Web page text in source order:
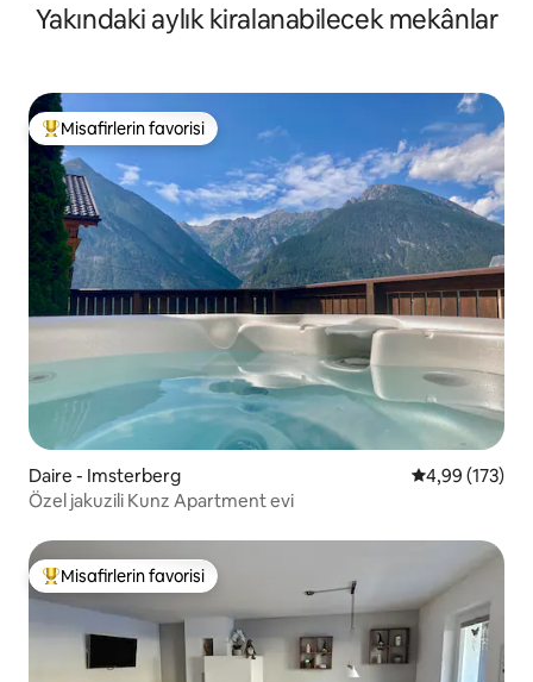
Yakındaki aylık kiralanabilecek mekânlar
Misafirlerin favorilerinden en beğenilenler arasında
Misafirlerin favorisi
Daire - Imsterberg 5 üzerinden
4,99 (173)
Özel jakuzili Kunz Apartment evi
Misafirlerin favorilerinden en beğenilenler arasında
Misafirlerin favorisi